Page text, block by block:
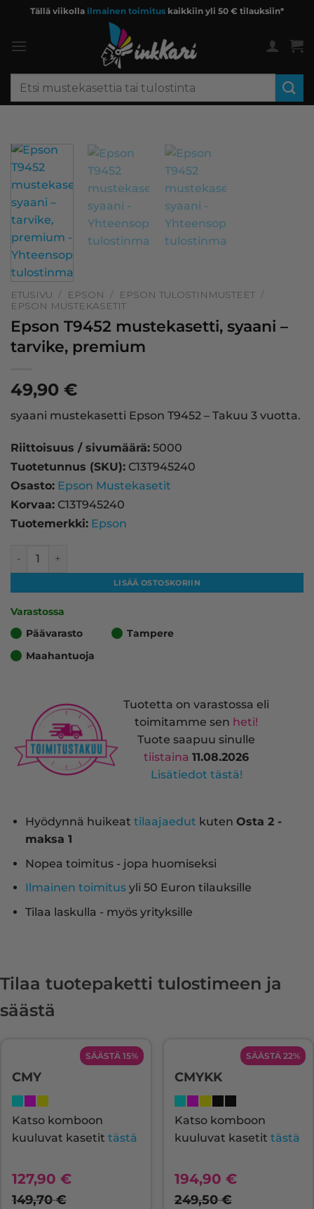
content
Tällä viikolla ilmainen toimitus kaikkiin yli 50 € tilauksiin*
Etsi:
ETUSIVU / EPSON / EPSON TULOSTINMUSTEET /
EPSON MUSTEKASETIT
Epson T9452 mustekasetti, syaani –
tarvike, premium
49,90 €
syaani mustekasetti Epson T9452 – Takuu 3 vuotta.
Riittoisuus / sivumäärä: 5000
Tuotetunnus (SKU): C13T945240
Osasto: Epson Mustekasetit
Korvaa: C13T945240
Tuotemerkki: Epson
Epson T9452 mustekasetti, syaani – tarvike, premium
LISÄÄ OSTOSKORIIN
Varastossa
Päävarasto
Tampere
Maahantuoja
Tuotetta on varastossa eli
toimitamme sen heti!
Tuote saapuu sinulle
tiistaina11.08.2026
Lisätiedot tästä!
Hyödynnä huikeat tilaajaedut kuten Osta 2 -
maksa 1
Nopea toimitus - jopa huomiseksi
Ilmainen toimitusyli 50 Euron tilauksille
Tilaa laskulla - myös yrityksille
Tilaa tuotepaketti tulostimeen ja
säästä
SÄÄSTÄ 15%
CMY
Katso komboon
kuuluvat kasetit tästä
127,90 €
149,70€
SÄÄSTÄ 22%
CMYKK
Katso komboon
kuuluvat kasetit tästä
194,90 €
249,50€